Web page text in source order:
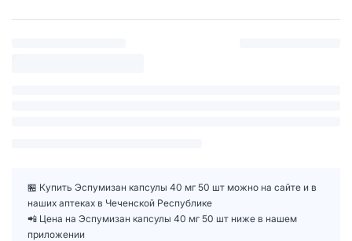
🏪 Купить Эспумизан капсулы 40 мг 50 шт можно на сайте и в
наших аптеках в Чеченской Республике
📲 Цена на Эспумизан капсулы 40 мг 50 шт ниже в нашем
приложении